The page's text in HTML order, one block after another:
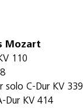
Mozart
110
solo C-Dur KV 339
Dur KV 414